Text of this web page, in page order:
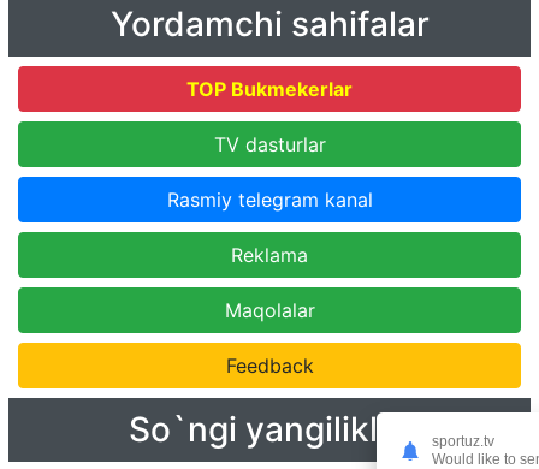
Yordamchi sahifalar
TOP Bukmekerlar
TV dasturlar
Rasmiy telegram kanal
Reklama
Maqolalar
Feedback
So`ngi yangiliklar
sportuz.tv
Would like to